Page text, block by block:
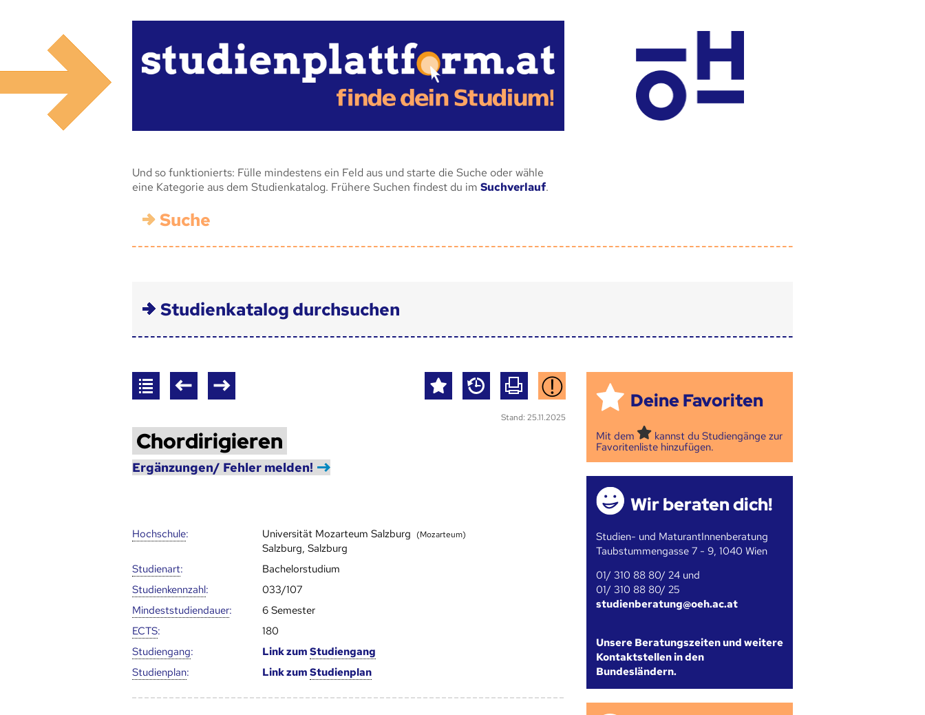
Und so funktionierts: Fülle mindestens ein Feld aus und starte die Suche oder wähle
eine Kategorie aus dem Studienkatalog. Frühere Suchen findest du im Suchverlauf.
Suche
Studienkatalog durchsuchen
Stand: 25.11.2025
Chordirigieren
Ergänzungen/ Fehler melden!
Hoch­schule: Universität Mozarteum Salzburg (Mozarteum)
Salzburg, Salzburg
Studienart:
Bachelorstudium
Studien­kenn­zahl:
033/107
Mindest­studien­dauer:
6 Semester
ECTS:
180
Studien­gang: Link zum Studien­gang
Studien­plan: Link zum Studien­plan
Deine Favoriten
Mit dem
kannst du Studiengänge zur
Favoritenliste hinzufügen.
Wir beraten dich!
Studien- und MaturantInnenberatung
Taubstummengasse 7 - 9, 1040 Wien
01/ 310 88 80/ 24 und
01/ 310 88 80/ 25
studienberatung@oeh.ac.at
Unsere Beratungszeiten und weitere
Kontaktstellen in den
Bundesländern.